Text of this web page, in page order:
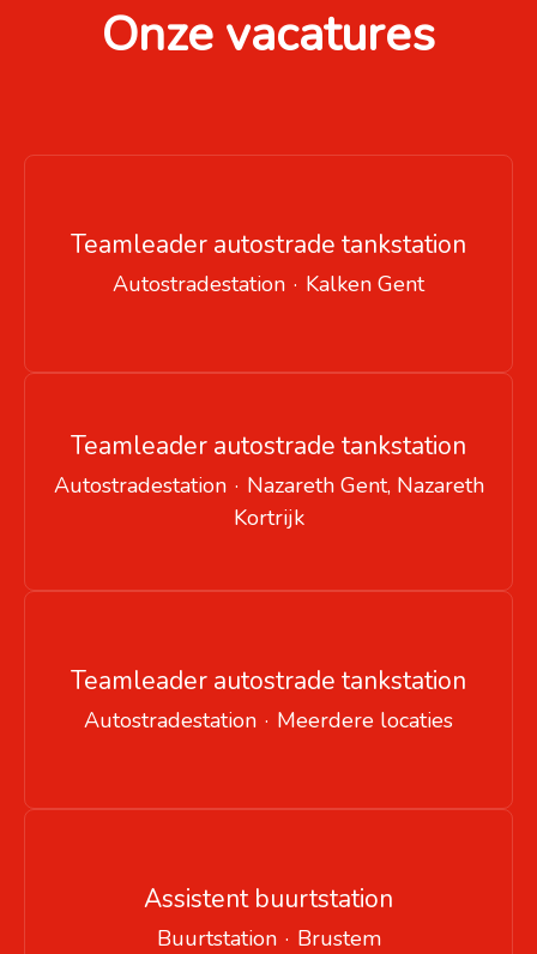
Onze vacatures
Teamleader autostrade tankstation
Autostradestation · Kalken Gent
Teamleader autostrade tankstation
Autostradestation · Nazareth Gent, Nazareth
Kortrijk
Teamleader autostrade tankstation
Autostradestation · Meerdere locaties
Assistent buurtstation
Buurtstation · Brustem